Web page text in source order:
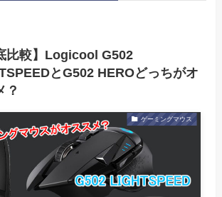
比較】Logicool G502
とG502 HEROどっちがオ
？
ゲーミングマウス